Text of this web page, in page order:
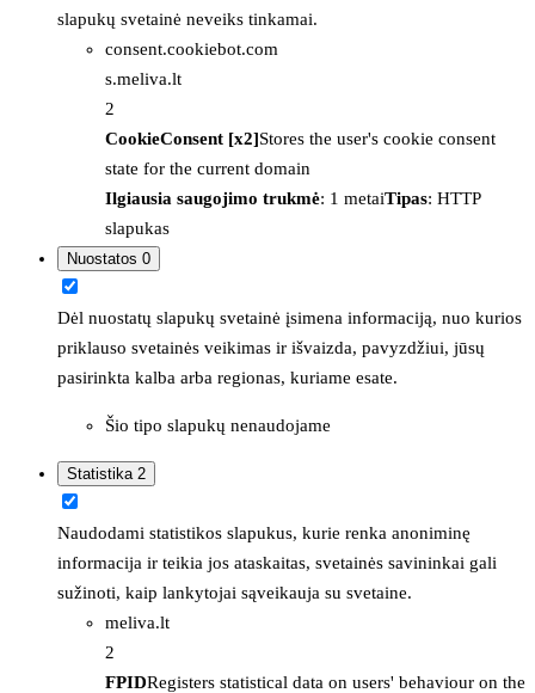
slapukų svetainė neveiks tinkamai.
consent.cookiebot.com
s.meliva.lt
2
CookieConsent [x2]Stores the user's cookie consent
state for the current domain
Ilgiausia saugojimo trukmė: 1 metaiTipas: HTTP
slapukas
Nuostatos 0
Dėl nuostatų slapukų svetainė įsimena informaciją, nuo kurios
priklauso svetainės veikimas ir išvaizda, pavyzdžiui, jūsų
pasirinkta kalba arba regionas, kuriame esate.
Šio tipo slapukų nenaudojame
Statistika 2
Naudodami statistikos slapukus, kurie renka anoniminę
informacija ir teikia jos ataskaitas, svetainės savininkai gali
sužinoti, kaip lankytojai sąveikauja su svetaine.
meliva.lt
2
FPIDRegisters statistical data on users' behaviour on the